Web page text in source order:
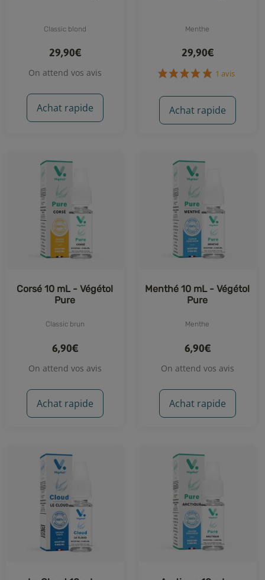
Classic blond
29,90€
On attend vos avis
Achat rapide
Menthe
29,90€
1 avis
Achat rapide
Corsé 10 mL - Végétol
Pure
Classic brun
6,90€
On attend vos avis
Achat rapide
Menthé 10 mL - Végétol
Pure
Menthe
6,90€
On attend vos avis
Achat rapide